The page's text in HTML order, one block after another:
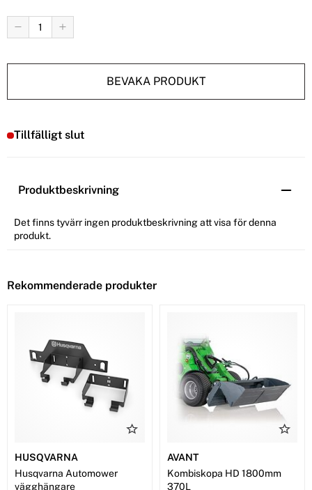
BEVAKA PRODUKT
Tillfälligt slut
Produktbeskrivning
Det finns tyvärr ingen produktbeskrivning att visa för denna
produkt.
Rekommenderade produkter
HUSQVARNA
Husqvarna Automower
vägghängare
AVANT
Kombiskopa HD 1800mm
370L